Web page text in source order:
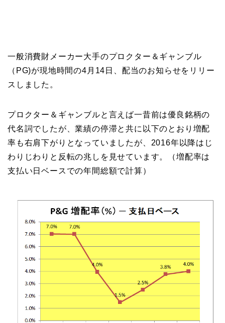
一般消費財メーカー大手のプロクター＆ギャンブル
（PG)が現地時間の4月14日、配当のお知らせをリリー
スしました。
プロクター＆ギャンブルと言えば一昔前は優良銘柄の
代名詞でしたが、業績の停滞と共に以下のとおり増配
率も右肩下がりとなっていましたが、2016年以降はじ
わりじわりと反転の兆しを見せています。（増配率は
支払い日ベースでの年間総額で計算）